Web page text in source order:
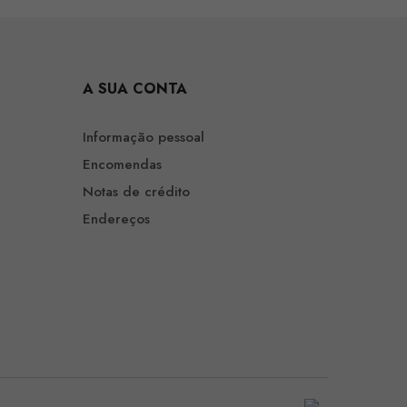
A SUA CONTA
Informação pessoal
Encomendas
Notas de crédito
Endereços